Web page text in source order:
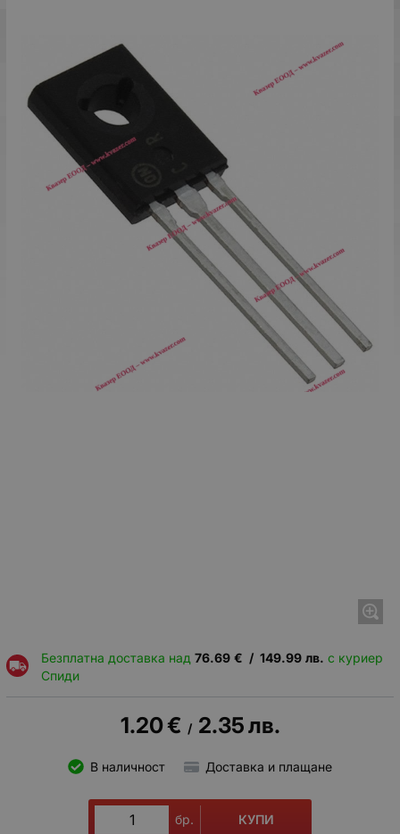
Безплатна доставка над 76.69 € / 149.99 лв. с куриер
Спиди
1.20€ / 2.35лв.
В наличност Доставка и плащане
бр. КУПИ